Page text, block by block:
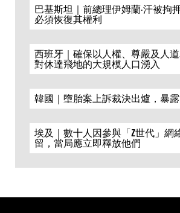
巴基斯坦｜前總理伊姆蘭·汗被拘
必須恢復其權利
西班牙｜確保以人權、尊嚴及人
對休達飛地的大規模人口湧入
韓國｜墮胎案上訴裁決出爐，暴
埃及｜數十人因參與「Z世代」網
留，當局應立即釋放他們